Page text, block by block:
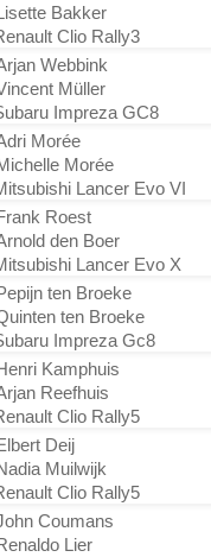
Bakker
Clio Rally3
Webbink
Müller
Impreza GC8
Morée
Morée
Lancer Evo VI
Roest
den Boer
Lancer Evo X
ten Broeke
ten Broeke
Impreza Gc8
Kamphuis
Reefhuis
Clio Rally5
Deij
Muilwijk
Clio Rally5
Coumans
Lier